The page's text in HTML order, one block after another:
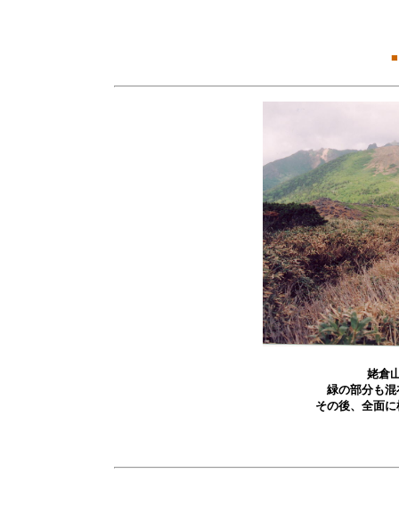
姥倉
緑の部分も
その後、全面